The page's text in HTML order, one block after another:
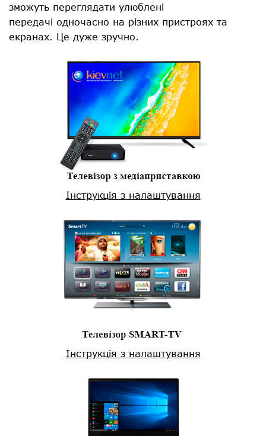
зможуть переглядати улюблені
передачі одночасно на різних пристроях та
екранах. Це дуже зручно.
Інструкція з налаштування
Інструкція з налаштування